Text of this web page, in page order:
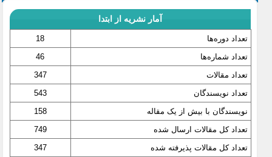
آمار نشریه از ابتدا
تعداد دوره‌ها
18
تعداد شماره‌ها
46
تعداد مقالات
347
تعداد نویسندگان
543
نویسندگان با بیش از یک مقاله
158
تعداد کل مقالات ارسال شده
749
تعداد کل مقالات پذیرفته شده
347